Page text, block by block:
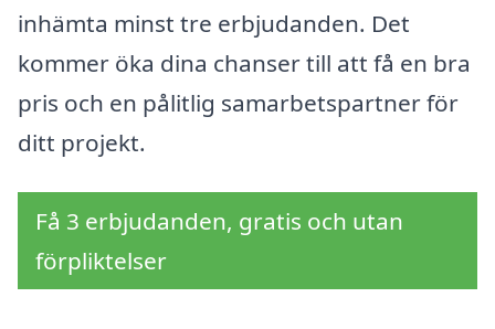
inhämta minst tre erbjudanden. Det
kommer öka dina chanser till att få en bra
pris och en pålitlig samarbetspartner för
ditt projekt.
Få 3 erbjudanden, gratis och utan
förpliktelser